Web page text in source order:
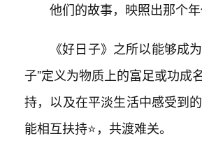
他们的故事，映照出那个
《好日子》之所以能够成
子”定义为物质上的富足或功成
持，以及在平淡生活中感受到
能相互扶持⭐，共渡难关。